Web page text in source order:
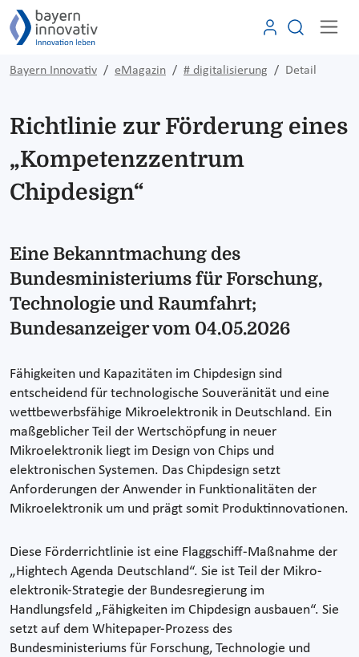
Bayern Innovativ eMagazin # digitalisierung Detail
Richtlinie zur Förderung eines
„Kompetenzzentrum
Chipdesign“
Eine Bekanntmachung des
Bundesministeriums für Forschung,
Technologie und Raumfahrt;
Bundesanzeiger vom 04.05.2026
Fähigkeiten und Kapazitäten im Chipdesign sind
entscheidend für technologische Souveränität und eine
wett­bewerbsfähige Mikroelektronik in Deutschland. Ein
maßgeblicher Teil der Wertschöpfung in neuer
Mikroelektronik liegt im Design von Chips und
elektronischen Systemen. Das Chipdesign setzt
Anforderungen der Anwender in Funktionalitäten der
Mikroelektronik um und prägt somit Produktinnovationen.
Diese Förderrichtlinie ist eine Flaggschiff-Maßnahme der
„Hightech Agenda Deutschland“. Sie ist Teil der Mikro­
elektronik-Strategie der Bundesregierung im
Handlungsfeld „Fähigkeiten im Chipdesign ausbauen“. Sie
setzt auf dem Whitepaper-Prozess des
Bundesministeriums für Forschung, Technologie und